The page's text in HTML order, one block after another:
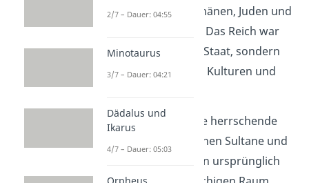
Serben, Bulgaren, Rumänen, Juden und
viele andere Gruppen. Das Reich war
also kein einheitlicher Staat, sondern
ein buntes Mosaik aus Kulturen und
Sprachen.
Türkenbildeten die herrschende
Gruppe. Die osmanischen Sultane und
ihre Verwaltung kamen ursprünglich
2/7 – Dauer: 04:55
Minotaurus
3/7 – Dauer: 04:21
Dädalus und
Ikarus
4/7 – Dauer: 05:03